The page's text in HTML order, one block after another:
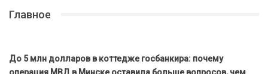
Главное
До 5 млн долларов в коттедже госбанкира: почему
операция МВД в Минске оставила больше вопросов, чем